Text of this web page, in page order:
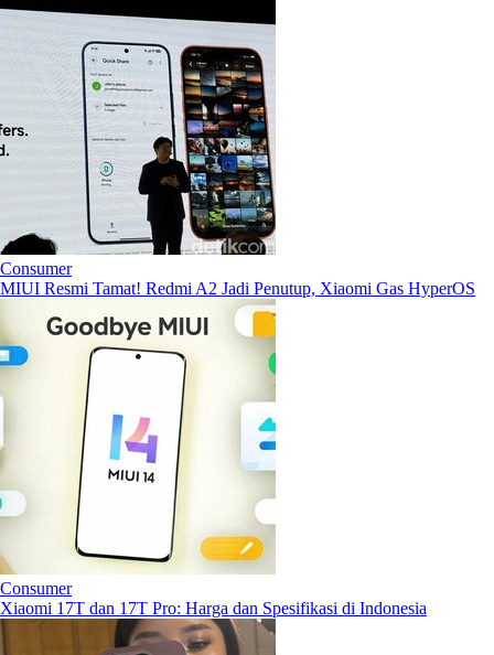
Consumer
MIUI Resmi Tamat! Redmi A2 Jadi Penutup, Xiaomi Gas HyperOS
Consumer
Xiaomi 17T dan 17T Pro: Harga dan Spesifikasi di Indonesia